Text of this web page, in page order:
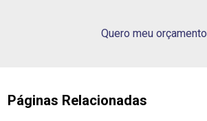
Quero meu orçamento
Páginas Relacionadas